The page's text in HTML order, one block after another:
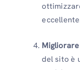
del sito è